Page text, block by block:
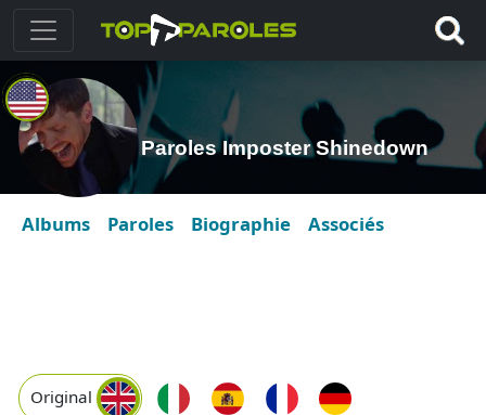
Paroles Imposter Shinedown
Albums Paroles Biographie Associés
Original